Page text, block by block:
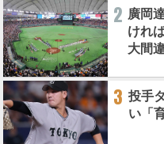
2 廣岡
けれ
大間
3 投手
い「